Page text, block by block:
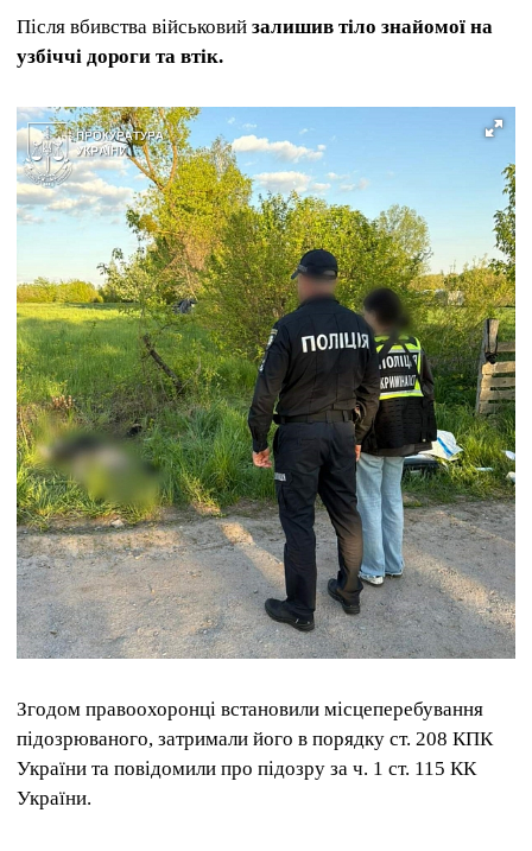
Після вбивства військовий залишив тіло знайомої на
узбіччі дороги та втік.
Згодом правоохоронці встановили місцеперебування
підозрюваного, затримали його в порядку ст. 208 КПК
України та повідомили про підозру за ч. 1 ст. 115 КК
України.